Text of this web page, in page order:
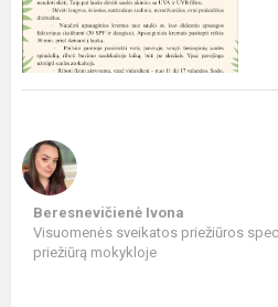
Beresnevičienė Ivona
Visuomenės sveikatos priežiūros
priežiūrą mokykloje